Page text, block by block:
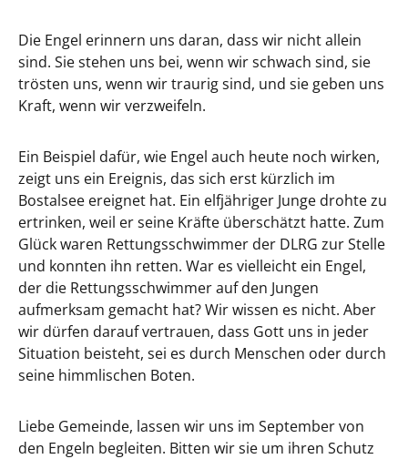
Die Engel erinnern uns daran, dass wir nicht allein
sind. Sie stehen uns bei, wenn wir schwach sind, sie
trösten uns, wenn wir traurig sind, und sie geben uns
Kraft, wenn wir verzweifeln.
Ein Beispiel dafür, wie Engel auch heute noch wirken,
zeigt uns ein Ereignis, das sich erst kürzlich im
Bostalsee ereignet hat. Ein elfjähriger Junge drohte zu
ertrinken, weil er seine Kräfte überschätzt hatte. Zum
Glück waren Rettungsschwimmer der DLRG zur Stelle
und konnten ihn retten. War es vielleicht ein Engel,
der die Rettungsschwimmer auf den Jungen
aufmerksam gemacht hat? Wir wissen es nicht. Aber
wir dürfen darauf vertrauen, dass Gott uns in jeder
Situation beisteht, sei es durch Menschen oder durch
seine himmlischen Boten.
Liebe Gemeinde, lassen wir uns im September von
den Engeln begleiten. Bitten wir sie um ihren Schutz